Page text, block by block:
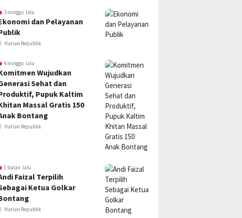
3 minggu lalu
dan Pelayanan
Harian Republik
4 minggu lalu
Wujudkan
Sehat dan
Pupuk Kaltim
Massal Gratis 150
Bontang
Harian Republik
1 bulan lalu
Faizal Terpilih
Ketua Golkar
Harian Republik